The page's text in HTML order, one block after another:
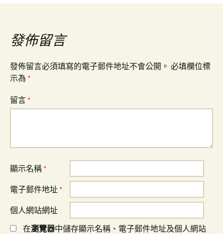
章
導
覽
發佈留言
發佈留言必須填寫的電子郵件地址不會公開。 必填欄位標
示為 *
留言 *
顯示名稱 *
電子郵件地址 *
個人網站網址
在瀏覽器中儲存顯示名稱、電子郵件地址及個人網站